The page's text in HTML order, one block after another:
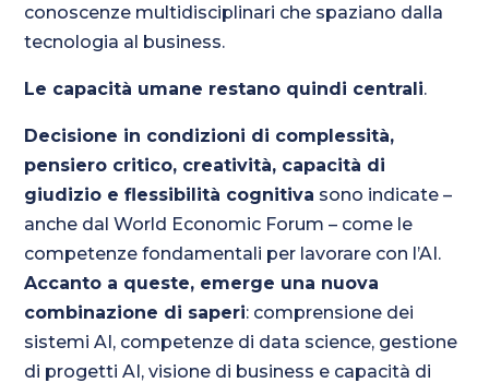
conoscenze multidisciplinari che spaziano dalla
tecnologia al business.
Le capacità umane restano quindi centrali.
Decisione in condizioni di complessità,
pensiero critico, creatività, capacità di
giudizio e flessibilità cognitiva sono indicate –
anche dal World Economic Forum – come le
competenze fondamentali per lavorare con l’AI.
Accanto a queste, emerge una nuova
combinazione di saperi: comprensione dei
sistemi AI, competenze di data science, gestione
di progetti AI, visione di business e capacità di